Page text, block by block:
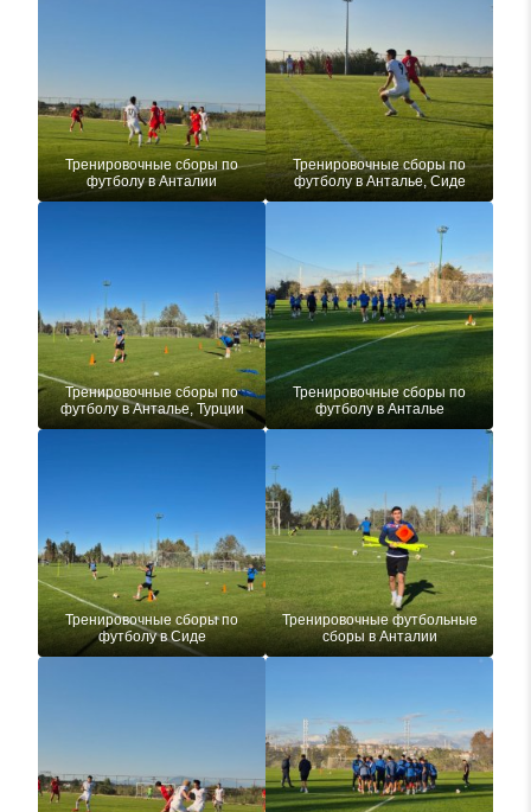
Тренировочные сборы по
футболу в Анталии
Тренировочные сборы по
футболу в Анталье, Сиде
Тренировочные сборы по
футболу в Анталье, Турции
Тренировочные сборы по
футболу в Анталье
Тренировочные сборы по
футболу в Сиде
Тренировочные футбольные
сборы в Анталии